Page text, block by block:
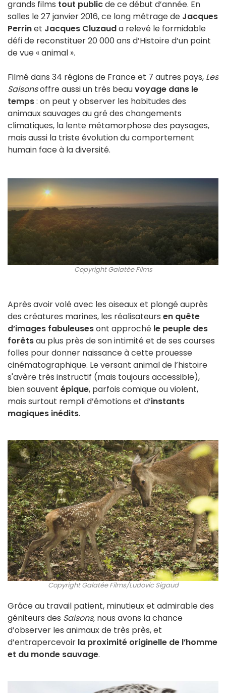
grands films tout publicde ce début d’année. En
salles le 27 janvier 2016, ce long métrage de Jacques
Perrinet Jacques Cluzauda relevé le formidable
défi de reconstituer 20 000 ans d’Histoire d’un point
de vue « animal ».
Filmé dans 34 régions de France et 7 autres pays, Les
Saisonsoffre aussi un très beauvoyage dans le
temps: on peut y observer les habitudes des
animaux sauvages au gré des changements
climatiques, la lente métamorphose des paysages,
mais aussi la triste évolution du comportement
humain face à la diversité.
Copyright Galatée Films
Après avoir volé avec les oiseaux et plongé auprès
des créatures marines, les réalisateurs en quête
d’images fabuleusesont approché le peuple des
forêtsau plus près de son intimité et de ses courses
folles pour donner naissance à cette prouesse
cinématographique. Le versant animal de l’histoire
s'avère très instructif (mais toujours accessible),
bien souvent épique, parfois comique ou violent,
mais surtout rempli d’émotions et d’instants
magiques inédits.
Copyright Galatée Films/Ludovic Sigaud
Grâce au travail patient, minutieux et admirable des
géniteurs des Saisons, nous avons la chance
d’observer les animaux de très près, et
d’entrapercevoir la proximité originelle de l’homme
et du monde sauvage.